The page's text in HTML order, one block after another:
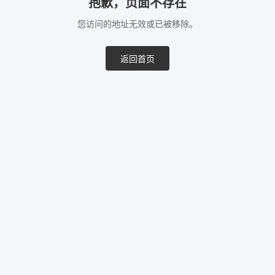
抱歉，页面不存在
您访问的地址无效或已被移除。
返回首页